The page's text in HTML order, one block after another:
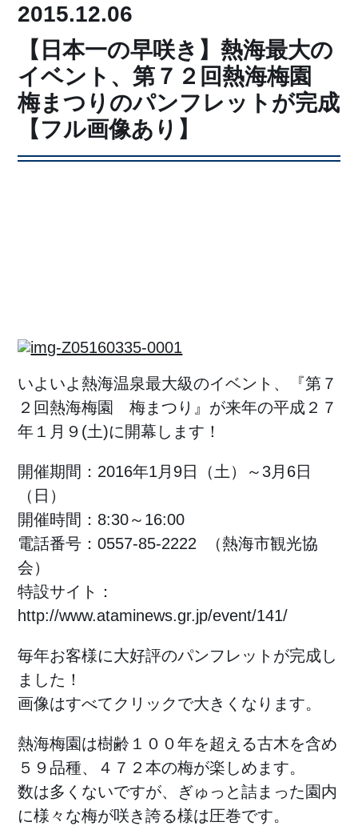
2015.12.06
【日本一の早咲き】熱海最大の
イベント、第７２回熱海梅園
梅まつりのパンフレットが完成
【フル画像あり】
いよいよ熱海温泉最大級のイベント、『第７
２回熱海梅園 梅まつり』が来年の平成２７
年１月９(土)に開幕します！
開催期間：2016年1月9日（土）～3月6日
（日）
開催時間：8:30～16:00
電話番号：0557-85-2222 （熱海市観光協
会）
特設サイト：
http://www.ataminews.gr.jp/event/141/
毎年お客様に大好評のパンフレットが完成し
ました！
画像はすべてクリックで大きくなります。
熱海梅園は樹齢１００年を超える古木を含め
５９品種、４７２本の梅が楽しめます。
数は多くないですが、ぎゅっと詰まった園内
に様々な梅が咲き誇る様は圧巻です。